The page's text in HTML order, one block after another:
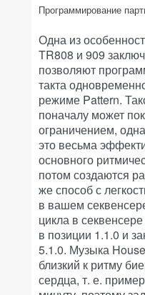
Программирование
Одна из
TR808 и 909
позволяют
такта
режиме Pattern.
поначалу может
ограничением,
это весьма
основного
потом создаются
же способ с
в вашем
цикла в
в позиции 1.1.0 и
5.1.0. Музыка
близкий к ритму
сердца, т. е.